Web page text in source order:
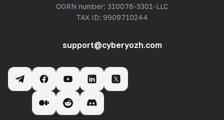
OGRN number: 310076-3301-LLC
TAX ID: 9909710244
support@cyberyozh.com